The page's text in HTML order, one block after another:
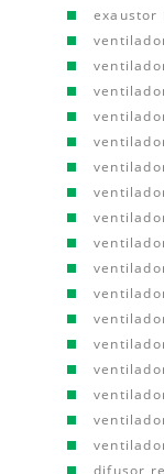
exaustor
difusor